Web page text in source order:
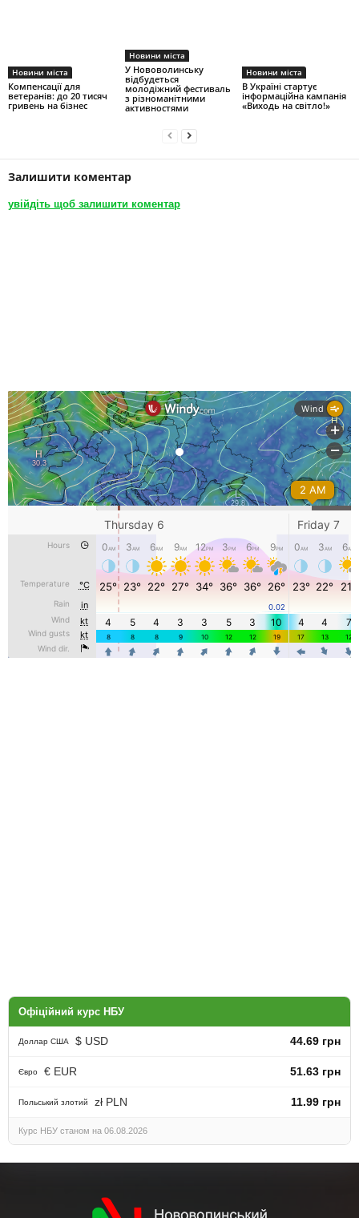
Новини міста
Компенсації для
ветеранів: до 20 тисяч
гривень на бізнес
Новини міста
У Нововолинську
відбудеться
молодіжний фестиваль
з різноманітними
активностями
Новини міста
В Україні стартує
інформаційна кампанія
«Виходь на світло!»
Залишити коментар
увійдіть щоб залишити коментар
Офіційний курс НБУ
Доллар США $ USD 44.69 грн
Євро € EUR 51.63 грн
Польський злотий zł PLN 11.99 грн
Курс НБУ станом на 06.08.2026